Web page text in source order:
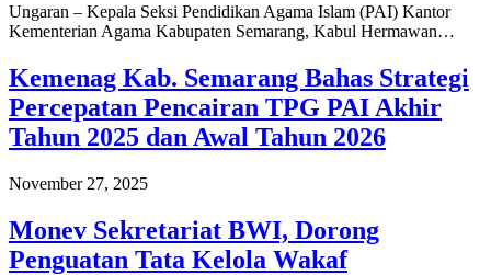
Ungaran – Kepala Seksi Pendidikan Agama Islam (PAI) Kantor
Kementerian Agama Kabupaten Semarang, Kabul Hermawan…
Kemenag Kab. Semarang Bahas Strategi
Percepatan Pencairan TPG PAI Akhir
Tahun 2025 dan Awal Tahun 2026
November 27, 2025
Monev Sekretariat BWI, Dorong
Penguatan Tata Kelola Wakaf